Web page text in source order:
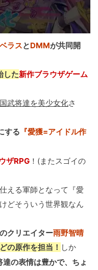
ラスとDMMが共同開
した新作ブラウザゲーム
武将達を美少女化さ
する 『愛獲=アイドル作
ザRPG ！(またスゴイの
える軍師となって『愛
どそういう世界観なん
クリエイター雨野智晴
の原作を担当！ しか
達の表情は豊かで、ちょ